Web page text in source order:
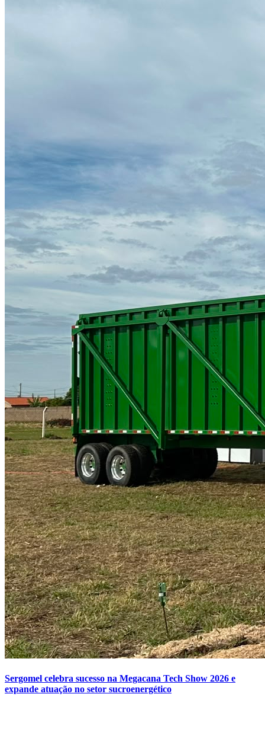
Sergomel celebra sucesso na Megacana Tech Show 2026 e
expande atuação no setor sucroenergético